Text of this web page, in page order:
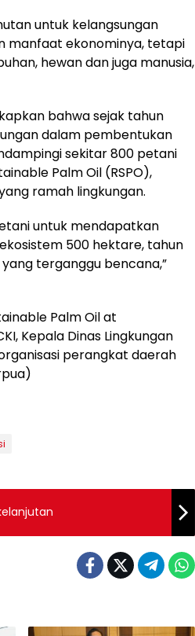
untuk kelangsungan
manfaat ekonominya, tetapi
hewan dan juga manusia,
bahwa sejak tahun
dalam pembentukan
sekitar 800 petani
Palm Oil (RSPO),
ramah lingkungan.
untuk mendapatkan
500 hektare, tahun
terganggu bencana,”
Palm Oil at
Kepala Dinas Lingkungan
perangkat daerah